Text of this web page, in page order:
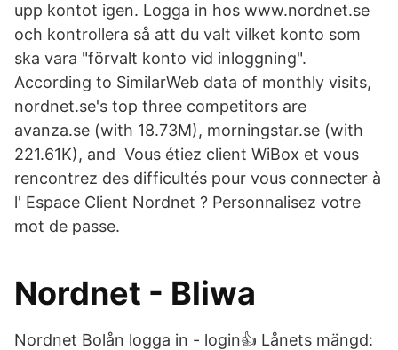
upp kontot igen. Logga in hos www.nordnet.se
och kontrollera så att du valt vilket konto som
ska vara "förvalt konto vid inloggning".
According to SimilarWeb data of monthly visits,
nordnet.se's top three competitors are
avanza.se (with 18.73M), morningstar.se (with
221.61K), and Vous étiez client WiBox et vous
rencontrez des difficultés pour vous connecter à
l' Espace Client Nordnet ? Personnalisez votre
mot de passe.
Nordnet - Bliwa
Nordnet Bolån logga in - login👍 Lånets mängd: